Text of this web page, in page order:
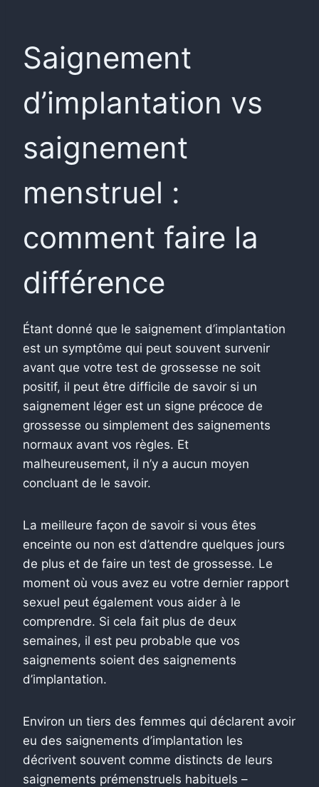
Saignement
d’implantation vs
saignement
menstruel :
comment faire la
différence
Étant donné que le saignement d’implantation
est un symptôme qui peut souvent survenir
avant que votre test de grossesse ne soit
positif, il peut être difficile de savoir si un
saignement léger est un signe précoce de
grossesse ou simplement des saignements
normaux avant vos règles. Et
malheureusement, il n’y a aucun moyen
concluant de le savoir.
La meilleure façon de savoir si vous êtes
enceinte ou non est d’attendre quelques jours
de plus et de faire un test de grossesse. Le
moment où vous avez eu votre dernier rapport
sexuel peut également vous aider à le
comprendre. Si cela fait plus de deux
semaines, il est peu probable que vos
saignements soient des saignements
d’implantation.
Environ un tiers des femmes qui déclarent avoir
eu des saignements d’implantation les
décrivent souvent comme distincts de leurs
saignements prémenstruels habituels –